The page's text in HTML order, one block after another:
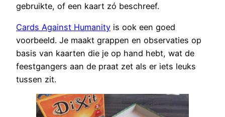
gebruikte, of een kaart zó beschreef.
Cards Against Humanity is ook een goed
voorbeeld. Je maakt grappen en observaties op
basis van kaarten die je op hand hebt, wat de
feestgangers aan de praat zet als er iets leuks
tussen zit.